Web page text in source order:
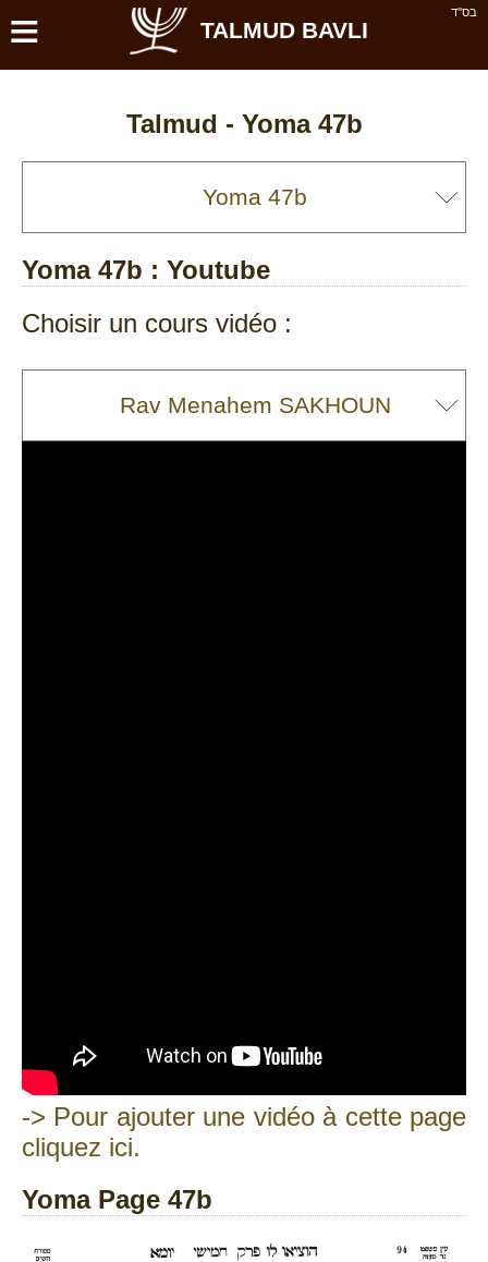
בס''ד ≡ TALMUD BAVLI
Talmud - Yoma 47b
Yoma 47b : Youtube
Choisir un cours vidéo :
-> Pour ajouter une vidéo à cette page
cliquez ici.
Yoma Page 47b